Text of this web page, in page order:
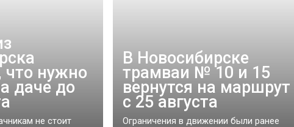
что нужно
даче до
не стоит
В Новосибирске
трамваи № 10 и 15
вернутся на маршрут
с 25 августа
Ограничения в движении были ранее